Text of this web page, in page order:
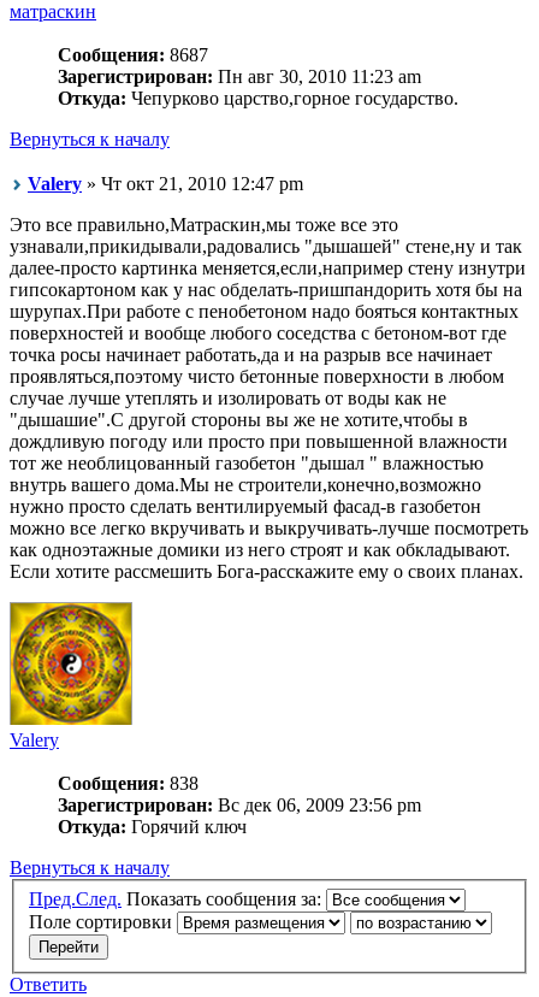
матраскин
Сообщения: 8687
Зарегистрирован: Пн авг 30, 2010 11:23 am
Откуда: Чепурково царство,горное государство.
Вернуться к началу
Valery » Чт окт 21, 2010 12:47 pm
Это все правильно,Матраскин,мы тоже все это
узнавали,прикидывали,радовались "дышашей" стене,ну и так
далее-просто картинка меняется,если,например стену изнутри
гипсокартоном как у нас обделать-пришпандорить хотя бы на
шурупах.При работе с пенобетоном надо бояться контактных
поверхностей и вообще любого соседства с бетоном-вот где
точка росы начинает работать,да и на разрыв все начинает
проявляться,поэтому чисто бетонные поверхности в любом
случае лучше утеплять и изолировать от воды как не
"дышашие".С другой стороны вы же не хотите,чтобы в
дождливую погоду или просто при повышенной влажности
тот же необлицованный газобетон "дышал " влажностью
внутрь вашего дома.Мы не строители,конечно,возможно
нужно просто сделать вентилируемый фасад-в газобетон
можно все легко вкручивать и выкручивать-лучше посмотреть
как одноэтажные домики из него строят и как обкладывают.
Если хотите рассмешить Бога-расскажите ему о своих планах.
Valery
Сообщения: 838
Зарегистрирован: Вс дек 06, 2009 23:56 pm
Откуда: Горячий ключ
Вернуться к началу
Пред.След. Показать сообщения за:
Поле сортировки
Ответить